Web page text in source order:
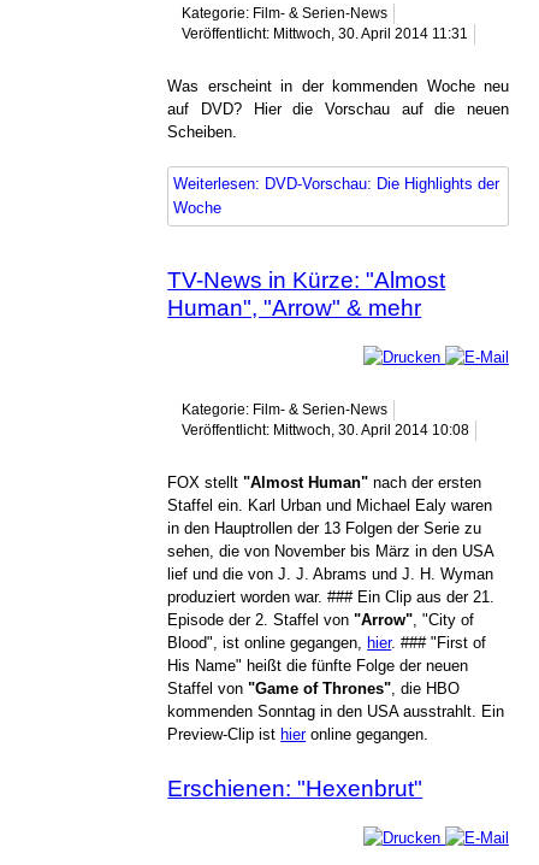
Kategorie: Film- & Serien-News
Veröffentlicht: Mittwoch, 30. April 2014 11:31
Was erscheint in der kommenden Woche neu
auf DVD? Hier die Vorschau auf die neuen
Scheiben.
Weiterlesen: DVD-Vorschau: Die Highlights der
Woche
TV-News in Kürze: "Almost
Human", "Arrow" & mehr
Kategorie: Film- & Serien-News
Veröffentlicht: Mittwoch, 30. April 2014 10:08
FOX stellt"Almost Human" nach der ersten
Staffel ein. Karl Urban und Michael Ealy waren
in den Hauptrollen der 13 Folgen der Serie zu
sehen, die von November bis März in den USA
lief und die von J. J. Abrams und J. H. Wyman
produziert worden war. ### Ein Clip aus der 21.
Episode der 2. Staffel von"Arrow", "City of
Blood", ist online gegangen, hier. ### "First of
His Name" heißt die fünfte Folge der neuen
Staffel von "Game of Thrones", die HBO
kommenden Sonntag in den USA ausstrahlt. Ein
Preview-Clip ist hieronline gegangen.
Erschienen: "Hexenbrut"